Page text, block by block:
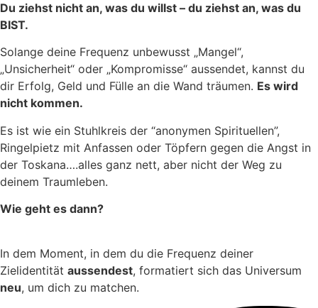
Du ziehst nicht an, was du willst – du ziehst an, was du
BIST.
Solange deine Frequenz unbewusst „Mangel“,
„Unsicherheit“ oder „Kompromisse“ aussendet, kannst du
dir Erfolg, Geld und Fülle an die Wand träumen. Es wird
nicht kommen.
Es ist wie ein Stuhlkreis der “anonymen Spirituellen”,
Ringelpietz mit Anfassen oder Töpfern gegen die Angst in
der Toskana….alles ganz nett, aber nicht der Weg zu
deinem Traumleben.
Wie geht es dann?
In dem Moment, in dem du die Frequenz deiner
Zielidentität aussendest, formatiert sich das Universum
neu, um dich zu matchen.